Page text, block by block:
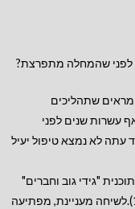
לפני שהמחלה מתפרצת?
שתהליכים
עשרות שנים לפני
עתה לא נמצא טיפול יעיל
"גידי גוב וחברים"
(גידי גוב עצמו בחופשה) ברדיו תל אביב (102FM).לשיחה מעניינת, מפתיעה